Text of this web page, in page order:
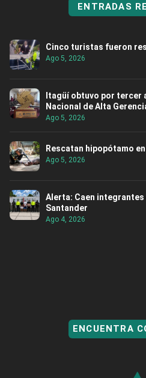
ENTRADAS
Cinco turistas fueron
Ago 5, 2026
Itagüí obtuvo por tercer
Nacional de Alta
Ago 5, 2026
Rescatan hipopótamo
Ago 5, 2026
Alerta: Caen integrantes
Santander
Ago 4, 2026
ENCUENTRA